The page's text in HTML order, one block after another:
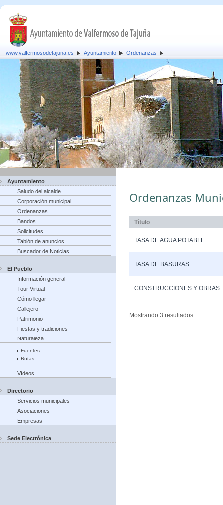
www.valfermosodetajuna.es Ayuntamiento Ordenanzas
Ayuntamiento
Saludo del alcalde
Corporación municipal
Ordenanzas
Bandos
Solicitudes
Tablón de anuncios
Buscador de Noticias
El Pueblo
Información general
Tour Virtual
Cómo llegar
Callejero
Patrimonio
Fiestas y tradiciones
Naturaleza
Fuentes
Rutas
Vídeos
Directorio
Servicios municipales
Asociaciones
Empresas
Sede Electrónica
Ordenanzas
Título
TASA DE AGUA POTABLE
TASA DE BASURAS
CONSTRUCCIONES Y OBRAS
Mostrando 3 resultados.